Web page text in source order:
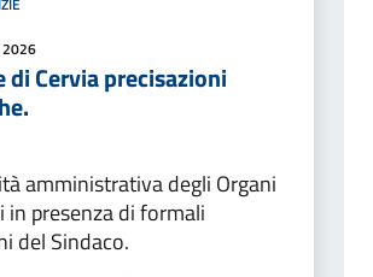
2026
di Cervia precisazioni
amministrativa degli Organi
in presenza di formali
del Sindaco.